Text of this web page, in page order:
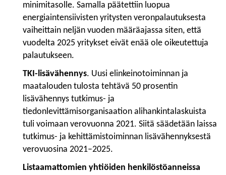
minimitasolle. Samalla päätettiin luopua
energiaintensiivisten yritysten veronpalautuksesta
vaiheittain neljän vuoden määräajassa siten, että
vuodelta 2025 yritykset eivät enää ole oikeutettuja
palautukseen.
TKI-lisävähennys. Uusi elinkeinotoiminnan ja
maatalouden tulosta tehtävä 50 prosentin
lisävähennys tutkimus- ja
tiedonlevittämisorganisaation alihankintalaskuista
tuli voimaan verovuonna 2021. Siitä säädetään laissa
tutkimus- ja kehittämistoiminnan lisävähennyksestä
verovuosina 2021–2025.
Listaamattomien yhtiöiden henkilöstöanneissa